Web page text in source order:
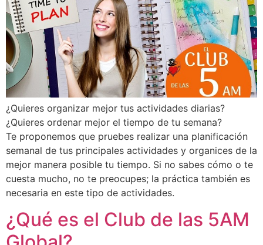
¿Quieres organizar mejor tus actividades diarias?
¿Quieres ordenar mejor el tiempo de tu semana?
Te proponemos que pruebes realizar una planificación
semanal de tus principales actividades y organices de la
mejor manera posible tu tiempo. Si no sabes cómo o te
cuesta mucho, no te preocupes; la práctica también es
necesaria en este tipo de actividades.
¿Qué es el Club de las 5AM